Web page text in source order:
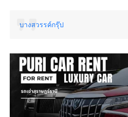
บางสวรรค์กรุ๊ป